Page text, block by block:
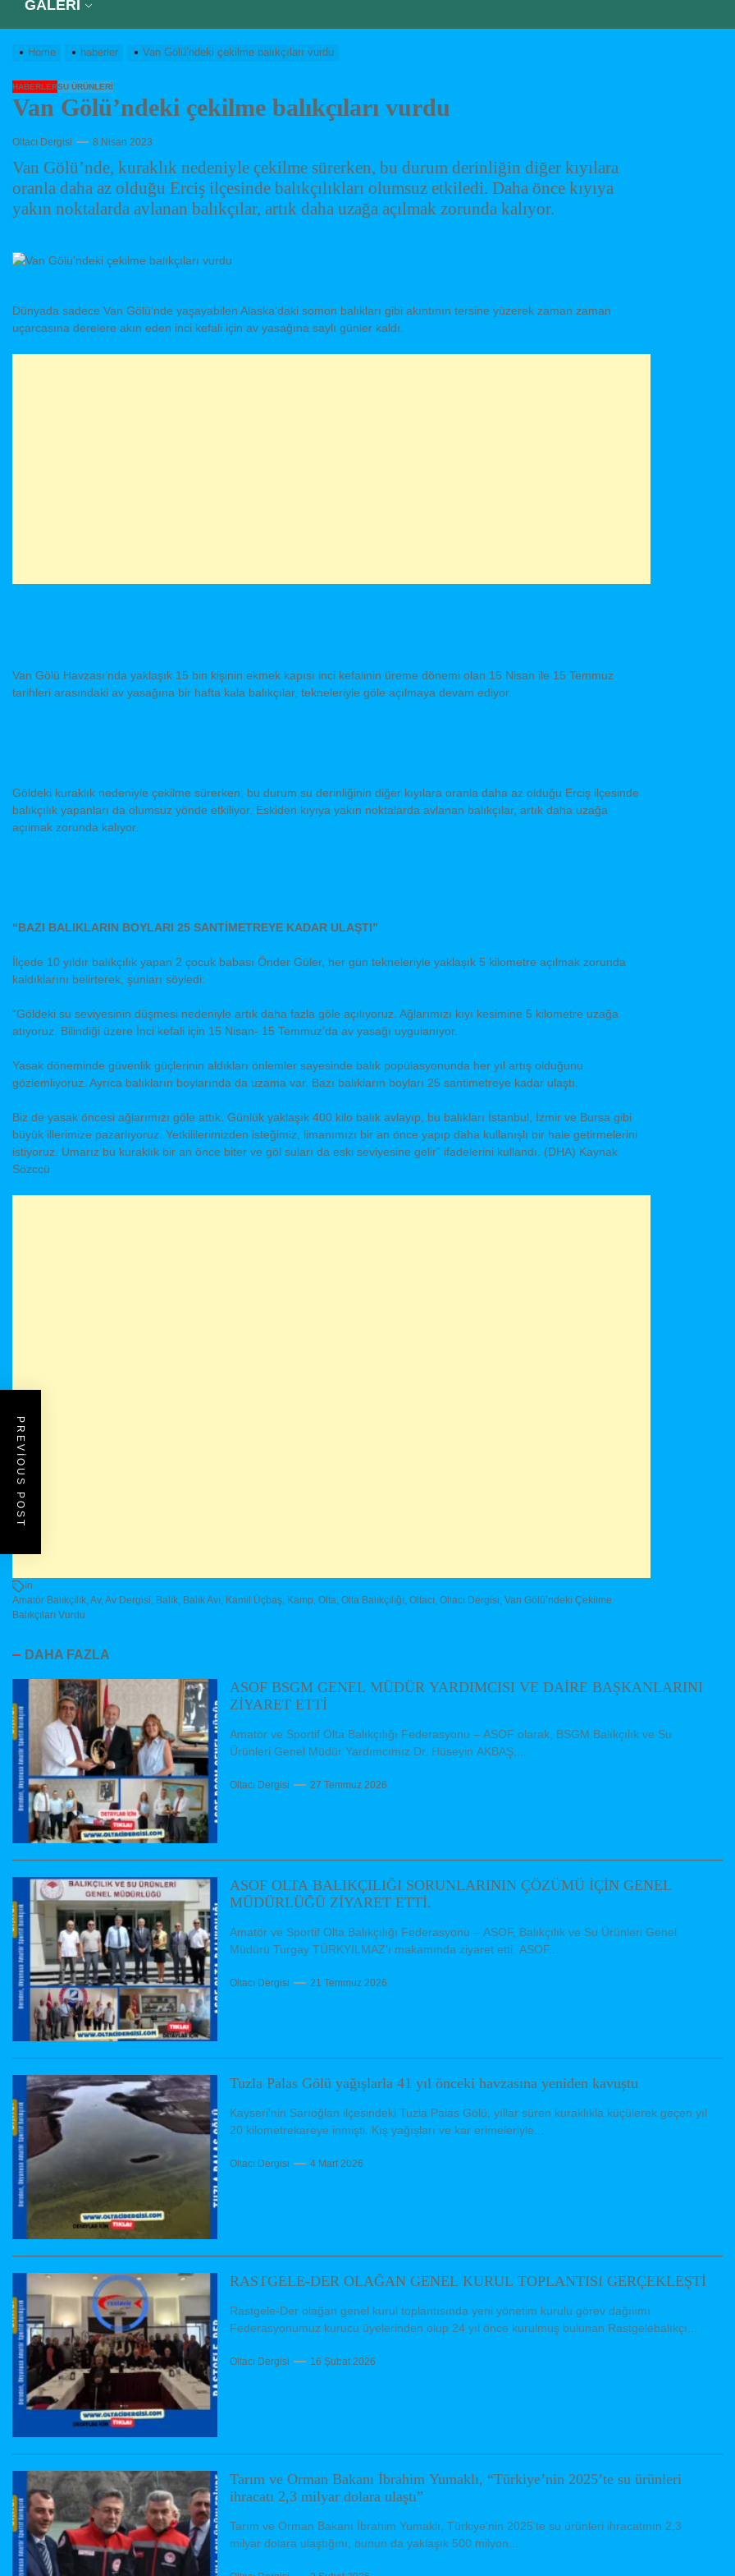
GALERİ
Home haberler Van Gölü’ndeki çekilme balıkçıları vurdu
HABERLERSU ÜRÜNLERI
Van Gölü’ndeki çekilme balıkçıları vurdu
Oltacı Dergisi 8 Nisan 2023
Van Gölü’nde, kuraklık nedeniyle çekilme sürerken, bu durum derinliğin diğer kıyılara
oranla daha az olduğu Erciş ilçesinde balıkçılıkları olumsuz etkiledi. Daha önce kıyıya
yakın noktalarda avlanan balıkçılar, artık daha uzağa açılmak zorunda kalıyor.
Dünyada sadece Van Gölü’nde yaşayabilen Alaska’daki somon balıkları gibi akıntının tersine yüzerek zaman zaman
uçarcasına derelere akın eden inci kefali için av yasağına saylı günler kaldı.
Van Gölü Havzası’nda yaklaşık 15 bin kişinin ekmek kapısı inci kefalinin üreme dönemi olan 15 Nisan ile 15 Temmuz
tarihleri arasındaki av yasağına bir hafta kala balıkçılar, tekneleriyle göle açılmaya devam ediyor.
Göldeki kuraklık nedeniyle çekilme sürerken, bu durum su derinliğinin diğer kıyılara oranla daha az olduğu Erciş ilçesinde
balıkçılık yapanları da olumsuz yönde etkiliyor. Eskiden kıyıya yakın noktalarda avlanan balıkçılar, artık daha uzağa
açılmak zorunda kalıyor.
“BAZI BALIKLARIN BOYLARI 25 SANTİMETREYE KADAR ULAŞTI”
İlçede 10 yıldır balıkçılık yapan 2 çocuk babası Önder Güler, her gün tekneleriyle yaklaşık 5 kilometre açılmak zorunda
kaldıklarını belirterek, şunları söyledi:
“Göldeki su seviyesinin düşmesi nedeniyle artık daha fazla göle açılıyoruz. Ağlarımızı kıyı kesimine 5 kilometre uzağa
atıyoruz. Bilindiği üzere İnci kefali için 15 Nisan- 15 Temmuz’da av yasağı uygulanıyor.
Yasak döneminde güvenlik güçlerinin aldıkları önlemler sayesinde balık popülasyonunda her yıl artış olduğunu
gözlemliyoruz. Ayrıca balıkların boylarında da uzama var. Bazı balıkların boyları 25 santimetreye kadar ulaştı.
Biz de yasak öncesi ağlarımızı göle attık. Günlük yaklaşık 400 kilo balık avlayıp, bu balıkları İstanbul, İzmir ve Bursa gibi
büyük illerimize pazarlıyoruz. Yetkililerimizden isteğimiz, limanımızı bir an önce yapıp daha kullanışlı bir hale getirmelerini
istiyoruz. Umarız bu kuraklık bir an önce biter ve göl suları da eski seviyesine gelir” ifadelerini kullandı. (DHA) Kaynak
Sözccü
In
Amatör Balıkçılık,Av,Av Dergisi, Balık, Balık Avı, Kamil Üçbaş, Kamp, Olta, Olta Balıkçılığı, Oltacı, Oltacı Dergisi, Van Gölü’ndeki Çekilme
Balıkçıları Vurdu
PREVIOUS POST
DAHA FAZLA
ASOF BSGM GENEL MÜDÜR YARDIMCISI VE DAİRE BAŞKANLARINI
ZİYARET ETTİ
Amatör ve Sportif Olta Balıkçılığı Federasyonu – ASOF olarak, BSGM Balıkçılık ve Su
Ürünleri Genel Müdür Yardımcımız Dr. Hüseyin AKBAŞ,...
Oltacı Dergisi 27 Temmuz 2026
ASOF OLTA BALIKÇILIĞI SORUNLARININ ÇÖZÜMÜ İÇİN GENEL
MÜDÜRLÜĞÜ ZİYARET ETTİ.
Amatör ve Sportif Olta Balıkçılığı Federasyonu – ASOF, Balıkçılık ve Su Ürünleri Genel
Müdürü Turgay TÜRKYILMAZ'ı makamında ziyaret etti. ASOF...
Oltacı Dergisi 21 Temmuz 2026
Tuzla Palas Gölü yağışlarla 41 yıl önceki havzasına yeniden kavuştu
Kayseri'nin Sarıoğlan ilçesindeki Tuzla Palas Gölü, yıllar süren kuraklıkla küçülerek geçen yıl
20 kilometrekareye inmişti. Kış yağışları ve kar erimeleriyle...
Oltacı Dergisi 4 Mart 2026
RASTGELE-DER OLAĞAN GENEL KURUL TOPLANTISI GERÇEKLEŞTİ
Rastgele-Der olağan genel kurul toplantısında yeni yönetim kurulu görev dağıiımı
Federasyonumuz kurucu üyelerinden olup 24 yıl önce kurulmuş bulunan Rastgelebalıkçı...
Oltacı Dergisi 16 Şubat 2026
Tarım ve Orman Bakanı İbrahim Yumaklı, “Türkiye’nin 2025’te su ürünleri
ihracatı 2,3 milyar dolara ulaştı”
Tarım ve Orman Bakanı İbrahim Yumaklı, Türkiye'nin 2025'te su ürünleri ihracatının 2,3
milyar dolara ulaştığını, bunun da yaklaşık 500 milyon...